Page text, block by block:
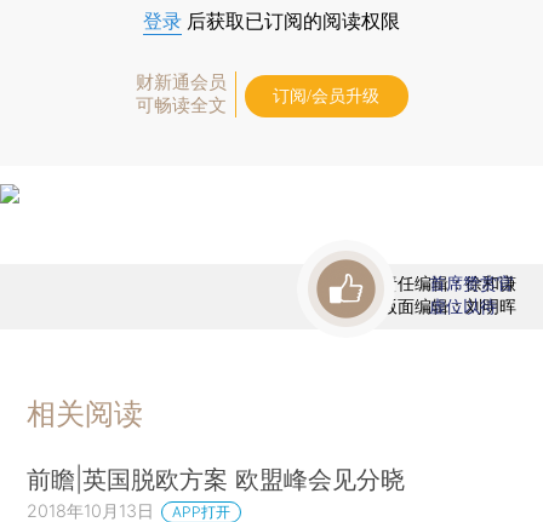
登录 后获取已订阅的阅读权限
财新通会员
可畅读全文
订阅/会员升级
责任编辑：徐和谦
版面编辑：刘明晖
首席赞赏官
虚位以待
相关阅读
前瞻|英国脱欧方案 欧盟峰会见分晓
2018年10月13日 APP打开